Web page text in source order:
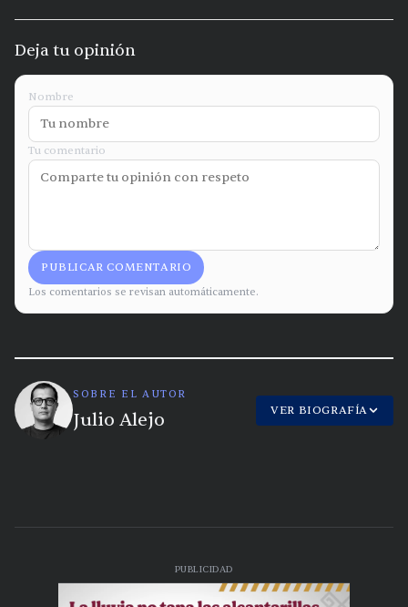
Deja tu opinión
Nombre
Tu comentario
PUBLICAR COMENTARIO
Los comentarios se revisan automáticamente.
SOBRE EL AUTOR
Julio Alejo VER BIOGRAFÍA
PUBLICIDAD